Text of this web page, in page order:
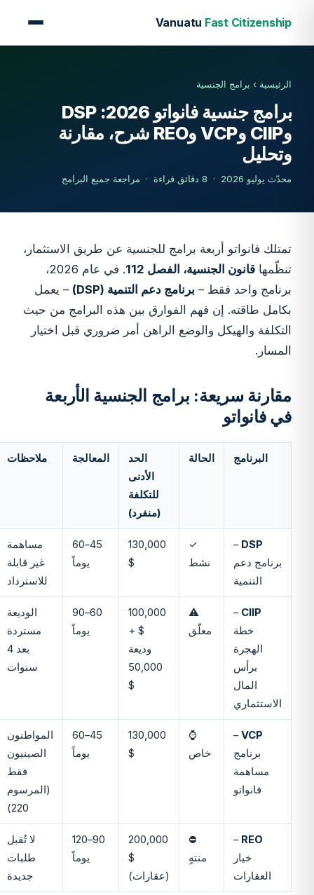
VanuatuFast Citizenship
الرئيسية› برامج الجنسية
برامج جنسية فانواتو 2026: DSP
وCIIP وVCP وREO شرح، مقارنة
وتحليل
محدّث يوليو 2026 · 8 دقائق قراءة · مراجعة جميع البرامج
تمتلك فانواتو أربعة برامج للجنسية عن طريق الاستثمار،
تنظّمها قانون الجنسية، الفصل 112
. في عام 2026،
برنامج واحد فقط – برنامج دعم التنمية (DSP)
– يعمل
بكامل طاقته. إن فهم الفوارق بين هذه البرامج من حيث
التكلفة والهيكل والوضع الراهن أمر ضروري قبل اختيار
المسار.
مقارنة سريعة: برامج الجنسية الأربعة
في فانواتو
البرنامج الحالة
الحد
الأدنى
للتكلفة
(منفرد)
المعالجة ملاحظات
DSP
–
برنامج دعم
التنمية
✓
نشط
130,000
$
45–60
يوماً
مساهمة
غير قابلة
للاسترداد
CIIP
–
خطة
الهجرة
برأس
المال
الاستثماري
⚠
معلّق
100,000
$ +
وديعة
50,000
$
60–90
يوماً
الوديعة
مستردة
بعد 4
سنوات
VCP
–
برنامج
مساهمة
فانواتو
⌚
خاص
130,000
$
45–60
يوماً
المواطنون
الصينيون
فقط
(المرسوم
220)
REO
–
خيار
العقارات
⛔
منتهٍ
200,000
$
(عقارات)
90–120
يوماً
لا تُقبل
طلبات
جديدة